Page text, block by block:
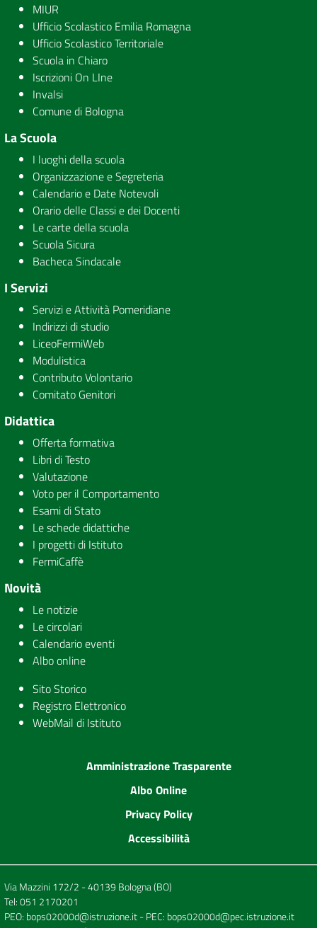
MIUR
Ufficio Scolastico Emilia Romagna
Ufficio Scolastico Territoriale
Scuola in Chiaro
Iscrizioni On LIne
Invalsi
Comune di Bologna
La Scuola
I luoghi della scuola
Organizzazione e Segreteria
Calendario e Date Notevoli
Orario delle Classi e dei Docenti
Le carte della scuola
Scuola Sicura
Bacheca Sindacale
I Servizi
Servizi e Attività Pomeridiane
Indirizzi di studio
LiceoFermiWeb
Modulistica
Contributo Volontario
Comitato Genitori
Didattica
Offerta formativa
Libri di Testo
Valutazione
Voto per il Comportamento
Esami di Stato
Le schede didattiche
I progetti di Istituto
FermiCaffè
Novità
Le notizie
Le circolari
Calendario eventi
Albo online
Sito Storico
Registro Elettronico
WebMail di Istituto
Amministrazione Trasparente
Albo Online
Privacy Policy
Accessibilità
Via Mazzini 172/2 - 40139 Bologna (BO)
Tel:051 2170201
PEO: bops02000d@istruzione.it- PEC: bops02000d@pec.istruzione.it